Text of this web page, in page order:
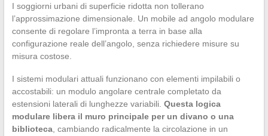
I soggiorni urbani di superficie ridotta non tollerano
l’approssimazione dimensionale. Un mobile ad angolo modulare
consente di regolare l’impronta a terra in base alla
configurazione reale dell’angolo, senza richiedere misure su
misura costose.
I sistemi modulari attuali funzionano con elementi impilabili o
accostabili: un modulo angolare centrale completato da
estensioni laterali di lunghezze variabili. Questa logica
modulare libera il muro principale per un divano o una
biblioteca, cambiando radicalmente la circolazione in un